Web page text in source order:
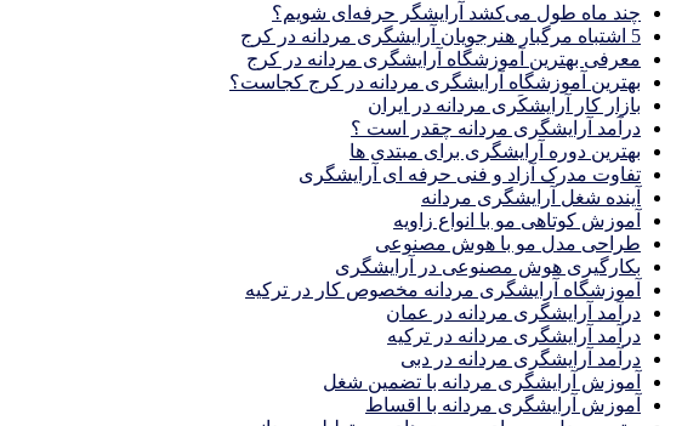
چند ماه طول می‌کشد آرایشگر حرفه‌ای شویم؟
5 اشتباه مرگبار هنرجویان آرایشگری مردانه در کرج
معرفی بهترین آموزشگاه آرایشگری مردانه در کرج
بهترین آموزشگاه آرایشگری مردانه در کرج کجاست؟
بازار كار آرايشكَرى مردانه در ايران
درآمد آرایشگری مردانه چقدر است ؟
بهترین دوره آرایشگری برای مبتدی ها
تفاوت مدرک آزاد و فنی حرفه ای آرایشگری
آینده شغل آرایشگری مردانه
آموزش کوتاهی مو با انواع زاویه
طراحی مدل مو با هوش مصنوعی
بکارگیری هوش مصنوعی در آرایشگری
آموزشگاه آرایشگری مردانه مخصوص کار در ترکیه
درآمد آرایشگری مردانه در عمان
درآمد آرایشگری مردانه در ترکیه
درآمد آرایشگری مردانه در دبی
آموزش آرایشگری مردانه با تضمین شغل
آموزش آرایشگری مردانه با اقساط